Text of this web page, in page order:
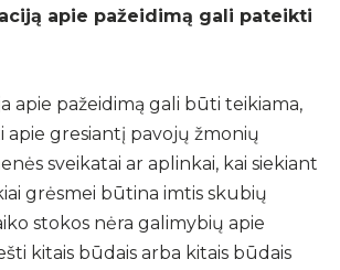
apie pažeidimą gali pateikti
apie pažeidimą gali būti teikiama,
apie gresiantį pavojų žmonių
sveikatai ar aplinkai, kai siekiant
grėsmei būtina imtis skubių
stokos nėra galimybių apie
kitais būdais arba kitais būdais